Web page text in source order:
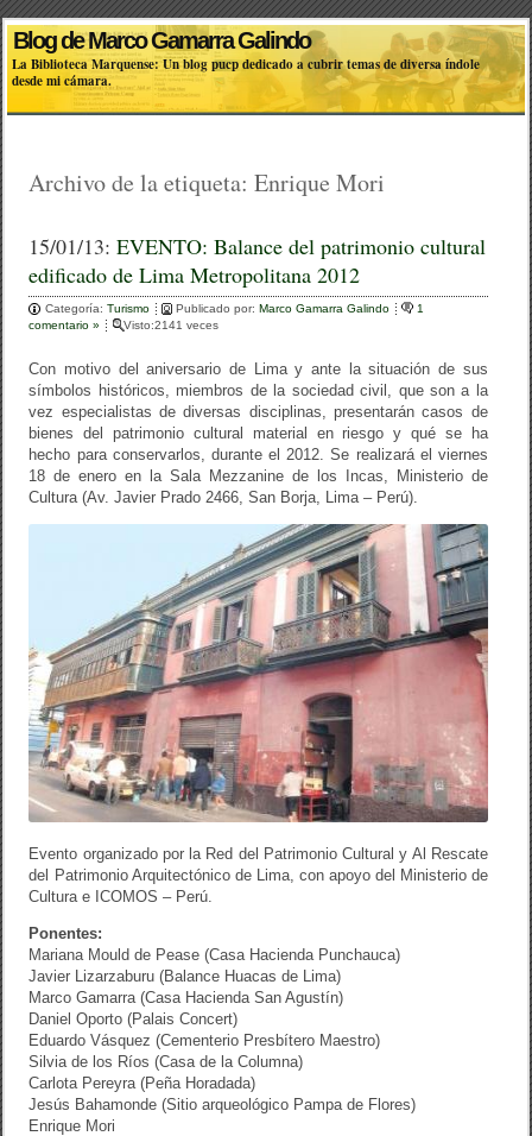
Blog de Marco Gamarra Galindo
La Biblioteca Marquense: Un blog pucp dedicado a cubrir temas de diversa índole
desde mi cámara.
Archivo de la etiqueta:Enrique Mori
15/01/13:EVENTO: Balance del patrimonio cultural
edificado de Lima Metropolitana 2012
Categoría:Turismo Publicado por:Marco Gamarra Galindo
1
comentario »
Visto:2141 veces
Con motivo del aniversario de Lima y ante la situación de sus
símbolos históricos, miembros de la sociedad civil, que son a la
vez especialistas de diversas disciplinas, presentarán casos de
bienes del patrimonio cultural material en riesgo y qué se ha
hecho para conservarlos, durante el 2012. Se realizará el viernes
18 de enero en la Sala Mezzanine de los Incas, Ministerio de
Cultura (Av. Javier Prado 2466, San Borja, Lima – Perú).
Evento organizado por la Red del Patrimonio Cultural y Al Rescate
del Patrimonio Arquitectónico de Lima, con apoyo del Ministerio de
Cultura e ICOMOS – Perú.
Ponentes:
Mariana Mould de Pease (Casa Hacienda Punchauca)
Javier Lizarzaburu (Balance Huacas de Lima)
Marco Gamarra (Casa Hacienda San Agustín)
Daniel Oporto (Palais Concert)
Eduardo Vásquez (Cementerio Presbítero Maestro)
Silvia de los Ríos (Casa de la Columna)
Carlota Pereyra (Peña Horadada)
Jesús Bahamonde (Sitio arqueológico Pampa de Flores)
Enrique Mori